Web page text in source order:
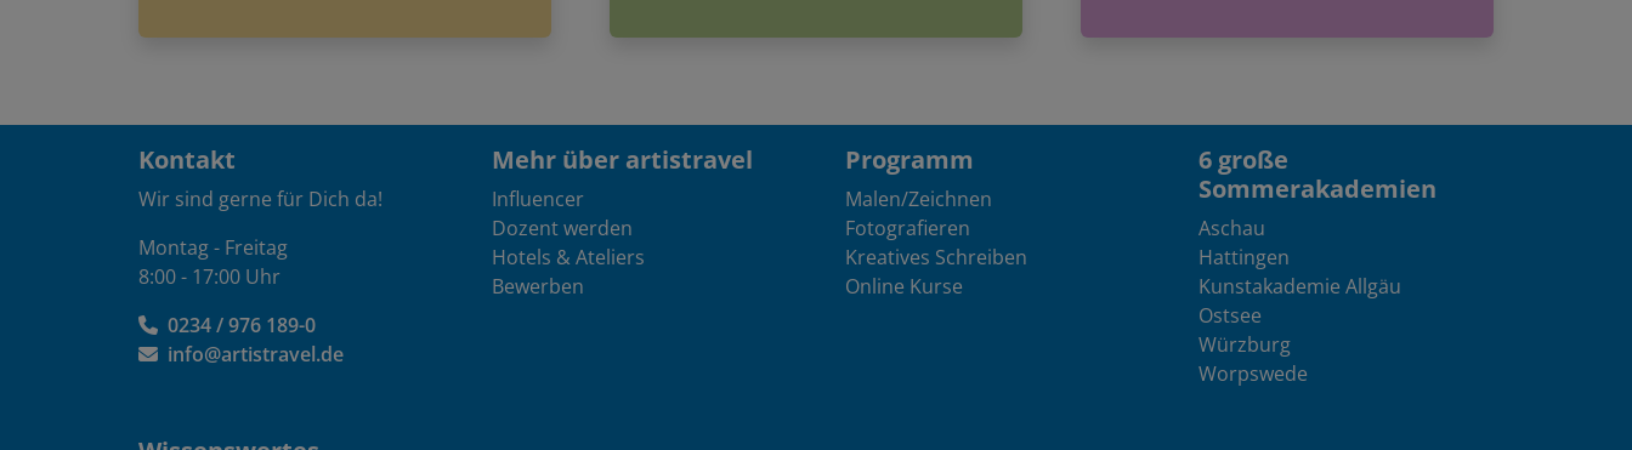
Kontakt
Wir sind gerne für Dich da!
Montag - Freitag
8:00 - 17:00 Uhr
0234 / 976 189-0
info@artistravel.de
Wissenswertes
Mehr über artistravel
Influencer
Dozent werden
Hotels & Ateliers
Bewerben
Programm
Malen/Zeichnen
Fotografieren
Kreatives Schreiben
Online Kurse
6 große
Sommerakademien
Aschau
Hattingen
Kunstakademie Allgäu
Ostsee
Würzburg
Worpswede